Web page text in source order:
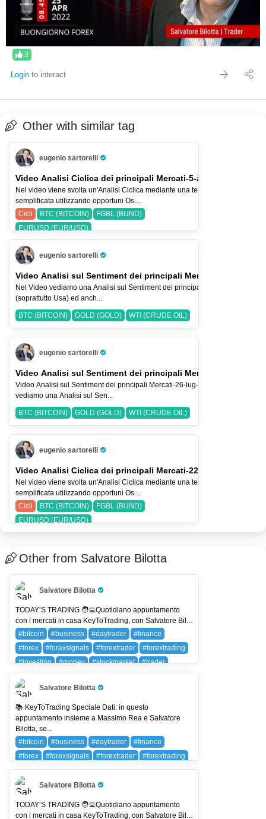
3
Login to interact
Other with similar tag
eugenio sartorelli
Pro Trader
Video Analisi Ciclica dei principali Mercati-5-ago-26
Nel video viene svolta un'Analisi Ciclica mediante una tecnica
semplificata utilizzando opportuni Os...
Cicli
BTC (BITCOIN)
FGBL (BUND)
EURUSD (EUR/USD)
eugenio sartorelli
Pro Trader
Video Analisi sul Sentiment dei principali Mercati-2-ago-2026
Nel Video vediamo una Analisi sul Sentiment dei principali Indici Azionari
(soprattutto Usa) ed anch...
BTC (BITCOIN) GOLD (GOLD) WTI (CRUDE OIL)
eugenio sartorelli
Pro Trader
Video Analisi sul Sentiment dei principali Mercati-26-lug-2026
Video Analisi sul Sentiment dei principali Mercati-26-lug-2026 Nel Video
vediamo una Analisi sul Sen...
BTC (BITCOIN) GOLD (GOLD) WTI (CRUDE OIL)
eugenio sartorelli
Pro Trader
Video Analisi Ciclica dei principali Mercati-22-lug-26
Nel video viene svolta un'Analisi Ciclica mediante una tecnica
semplificata utilizzando opportuni Os...
Cicli
BTC (BITCOIN)
FGBL (BUND)
EURUSD (EUR/USD)
Other from Salvatore Bilotta
Salvatore Bilotta
Pro Trader
TODAY’S TRADING 🧑‍💻Quotidiano appuntamento
con i mercati in casa KeyToTrading, con Salvatore Bil...
#bitcoin
#business #daytrader
#finance
#forex
#forexsignals #forextrader
#forextrading
#investing
#money #stockmarket
#trader
Salvatore Bilotta
Pro Trader
📚 KeyToTrading Speciale Dati: in questo
appuntamento insieme a Massimo Rea e Salvatore
Bilotta, se...
#bitcoin
#business #daytrader
#finance
#forex
#forexsignals #forextrader
#forextrading
#investing
#money #stockmarket
#trader
#trading
#wallstreet BTC (BITCOIN)
Salvatore Bilotta
Pro Trader
TODAY’S TRADING 🧑‍💻Quotidiano appuntamento
con i mercati in casa KeyToTrading, con Salvatore Bil...